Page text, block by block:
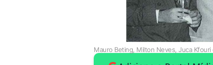
Mauro Beting, Milton Neves, Juca